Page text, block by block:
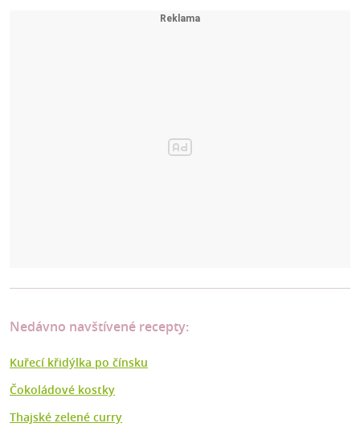
Nedávno navštívené recepty:
Kuřecí křidýlka po čínsku
Čokoládové kostky
Thajské zelené curry